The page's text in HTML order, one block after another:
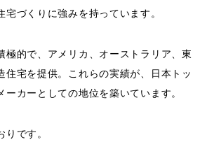
宅づくりに強みを持っています。
極的で、アメリカ、オーストラリア、東
住宅を提供。これらの実績が、日本トッ
ーカーとしての地位を築いています。
です。